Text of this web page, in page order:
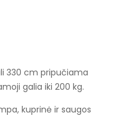
330 cm pripučiama
galia iki 200 kg.
kuprinė ir saugos